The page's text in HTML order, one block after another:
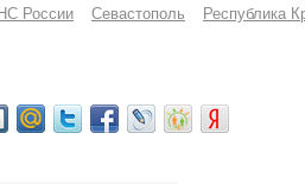
России Севастополь
Республика